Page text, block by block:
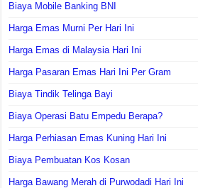
Biaya Mobile Banking BNI
Harga Emas Murni Per Hari Ini
Harga Emas di Malaysia Hari Ini
Harga Pasaran Emas Hari Ini Per Gram
Biaya Tindik Telinga Bayi
Biaya Operasi Batu Empedu Berapa?
Harga Perhiasan Emas Kuning Hari Ini
Biaya Pembuatan Kos Kosan
Harga Bawang Merah di Purwodadi Hari Ini